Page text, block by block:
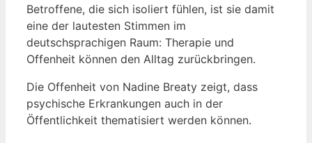
Betroffene, die sich isoliert fühlen, ist sie damit
eine der lautesten Stimmen im
deutschsprachigen Raum: Therapie und
Offenheit können den Alltag zurückbringen.
Die Offenheit von Nadine Breaty zeigt, dass
psychische Erkrankungen auch in der
Öffentlichkeit thematisiert werden können.